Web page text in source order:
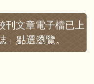
刊文章電子檔已上
點選瀏覽。